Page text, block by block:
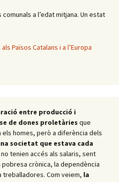
a l’edat mitjana. Un estat
Països Catalans i a l’Europa
entre producció i
de dones proletàries que
homes, però a diferència dels
societat que estava cada
no tenien accés als salaris, sent
pobresa crònica, la dependència
treballadores. Com veiem, la